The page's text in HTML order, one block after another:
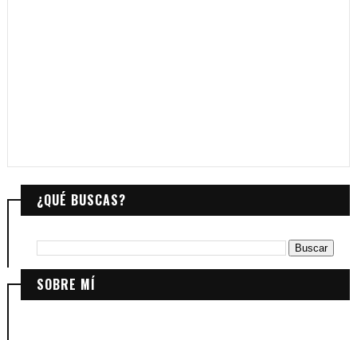
¿QUÉ BUSCAS?
SOBRE MÍ